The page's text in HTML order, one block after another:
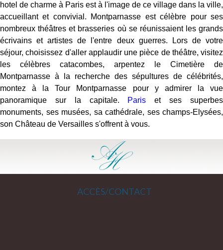
hotel de charme à Paris est à l'image de ce village dans la ville,
accueillant et convivial. Montparnasse est célèbre pour ses
nombreux théâtres et brasseries où se réunissaient les grands
écrivains et artistes de l'entre deux guerres. Lors de votre
séjour, choisissez d'aller applaudir une pièce de théâtre, visitez
les célèbres catacombes, arpentez le Cimetière de
Montparnasse à la recherche des sépultures de célébrités,
montez à la Tour Montparnasse pour y admirer la vue
panoramique sur la capitale. Paris et ses superbes
monuments, ses musées, sa cathédrale, ses champs-Elysées,
son Château de Versailles s'offrent à vous.
ACCÈS/CONTACT